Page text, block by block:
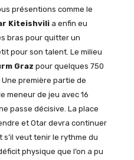
présentions comme le
Kiteishvilia enfin eu
bras pour quitter un
pour son talent. Le milieu
Graz pour quelques 750
Une première partie de
meneur de jeu avec 16
passe décisive. La place
et Otar devra continuer
veut tenir le rythme du
physique que l’on a pu